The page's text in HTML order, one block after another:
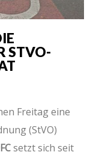
V
N
Freitag eine
(StVO)
setzt sich seit